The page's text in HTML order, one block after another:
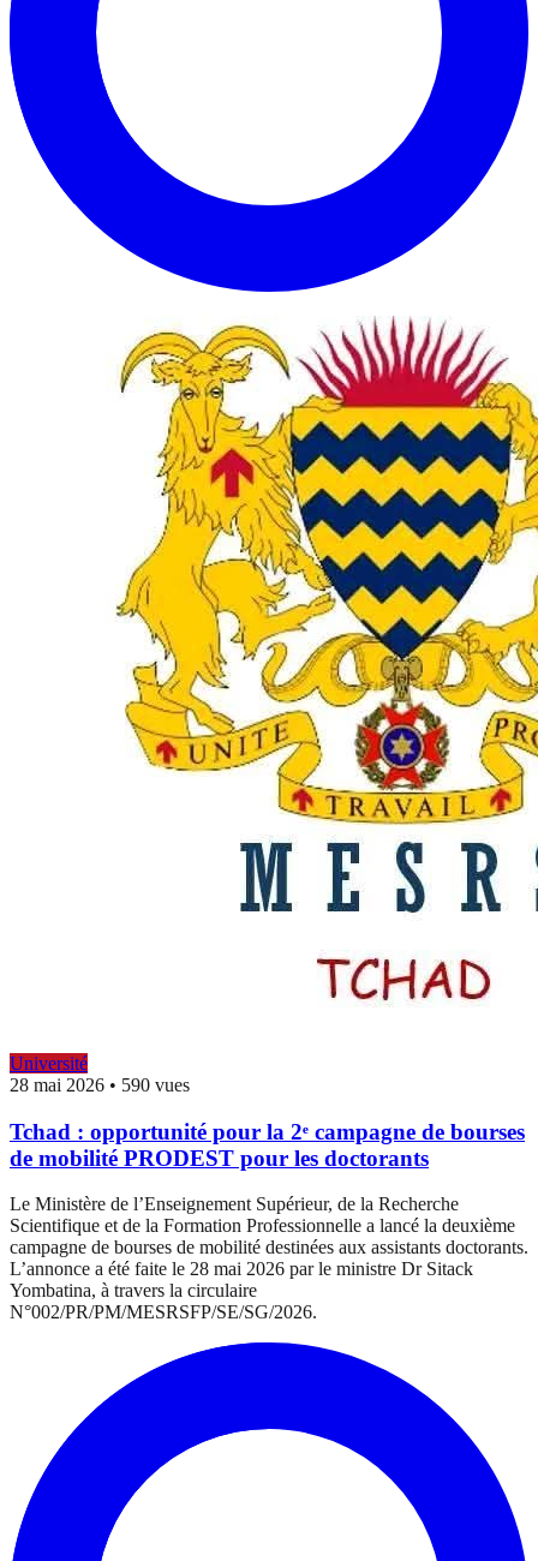
Université
28 mai 2026 • 590 vues
Tchad : opportunité pour la 2ᵉ campagne de bourses
de mobilité PRODEST pour les doctorants
Le Ministère de l’Enseignement Supérieur, de la Recherche
Scientifique et de la Formation Professionnelle a lancé la deuxième
campagne de bourses de mobilité destinées aux assistants doctorants.
L’annonce a été faite le 28 mai 2026 par le ministre Dr Sitack
Yombatina, à travers la circulaire
N°002/PR/PM/MESRSFP/SE/SG/2026.